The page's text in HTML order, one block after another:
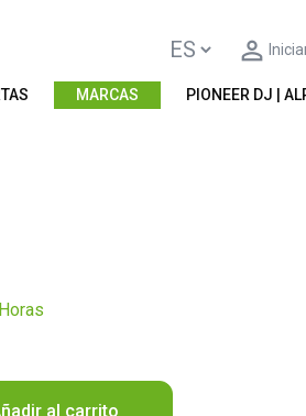

MARCAS PIONEER DJ |
al carrito